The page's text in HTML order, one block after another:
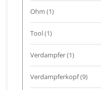
Ohm (1)
Tool(1)
Verdampfer(1)
Verdampferkopf(9)